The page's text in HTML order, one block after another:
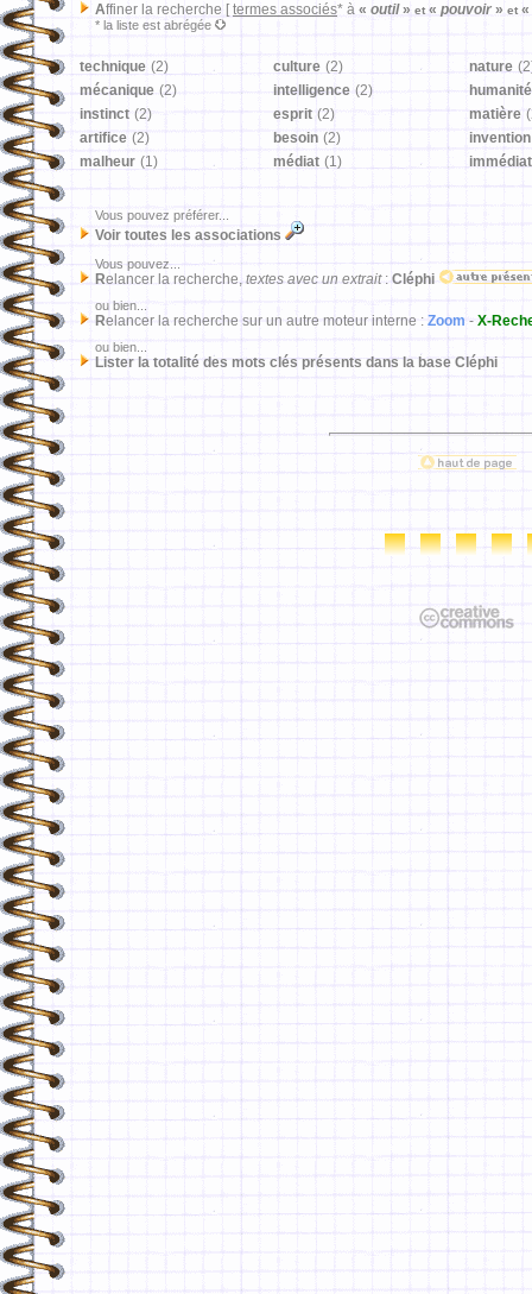
Affiner la recherche [ termes associés* à « outil» et « pouvoir » et «
* la liste est abrégée
technique (2) culture (2) nature
mécanique (2) intelligence (2)
humanité
instinct (2) esprit (2) matière
artifice (2) besoin (2)
invention
malheur (1) médiat (1) immédiat
Vous pouvez préférer...
Voir toutes les associations
Vous pouvez...
Relancer la recherche, textes avec un extrait: Cléphi
ou bien...
Relancer la recherche sur un autre moteur interne : Zoom - X-
ou bien...
Lister la totalité des mots clés présents dans la base Cléphi